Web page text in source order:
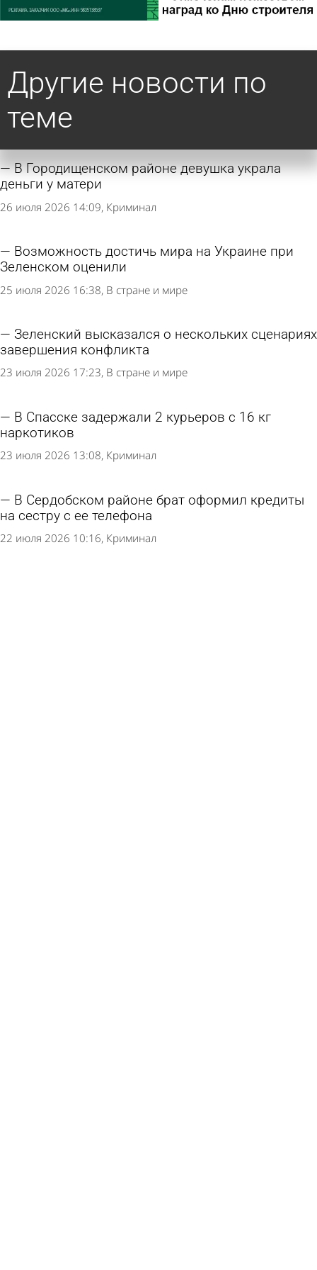
Другие новости по
теме
В Городищенском районе девушка украла
деньги у матери
26 июля 2026 14:09 Криминал
Возможность достичь мира на Украине при
Зеленском оценили
25 июля 2026 16:38 В стране и мире
Зеленский высказался о нескольких сценариях
завершения конфликта
23 июля 2026 17:23 В стране и мире
В Спасске задержали 2 курьеров с 16 кг
наркотиков
23 июля 2026 13:08 Криминал
В Сердобском районе брат оформил кредиты
на сестру с ее телефона
22 июля 2026 10:16 Криминал